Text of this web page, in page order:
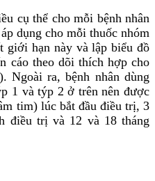
cụ thể cho mỗi bệnh nhân
dụng cho mỗi thuốc nhóm
giới hạn này và lập biểu đồ
cáo theo dõi thích hợp cho
Ngoài ra, bệnh nhân dùng
1 và týp 2 ở trên nên được
tim) lúc bắt đầu điều trị, 3
điều trị và 12 và 18 tháng